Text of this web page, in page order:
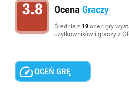
3.8 Ocena Graczy
Średnia z 19 ocen gry
użytkowników i graczy z
OCEŃ GRĘ